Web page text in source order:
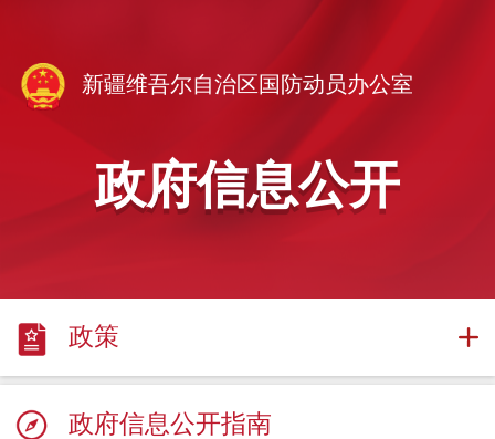
新疆维吾尔自治区国防动员办公室
政府信息公开
政策
政府信息公开指南